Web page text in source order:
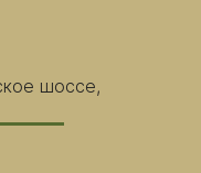
шоссе,